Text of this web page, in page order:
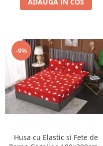
-9%
Husa cu Elastic si Fete de